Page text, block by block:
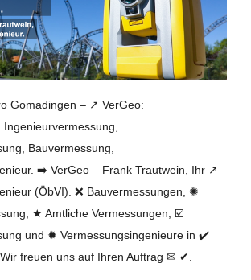
Gomadingen – ↗️ VerGeo:
Bauvermessung,
➡️ VerGeo – Frank Trautwein, Ihr ↗️
(ÖbVI). ❌ Bauvermessungen, ✺
★ Amtliche Vermessungen, ☑️
und ✹ Vermessungsingenieure in ✔️
freuen uns auf Ihren Auftrag ✉ ✔.